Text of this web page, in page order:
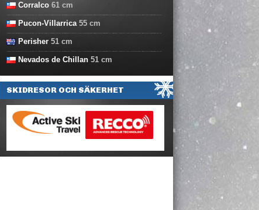
Corralco 61 cm
Pucon-Villarrica55 cm
Perisher 51 cm
Nevados de Chillan 51 cm
SKIDRESOR OCH SÄKERHET